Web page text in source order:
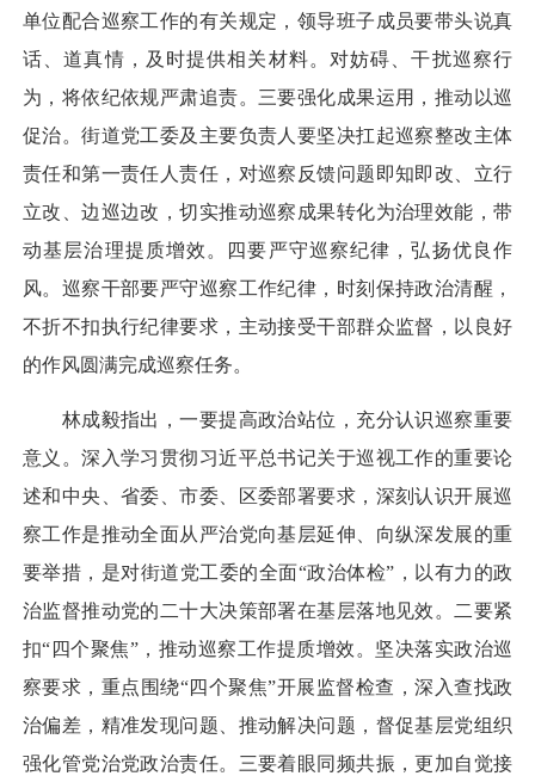
单位配合巡察工作的有关规定，领导班子成员要带头说真
话、道真情，及时提供相关材料。对妨碍、干扰巡察行
为，将依纪依规严肃追责。三要强化成果运用，推动以巡
促治。街道党工委及主要负责人要坚决扛起巡察整改主体
责任和第一责任人责任，对巡察反馈问题即知即改、立行
立改、边巡边改，切实推动巡察成果转化为治理效能，带
动基层治理提质增效。四要严守巡察纪律，弘扬优良作
风。巡察干部要严守巡察工作纪律，时刻保持政治清醒，
不折不扣执行纪律要求，主动接受干部群众监督，以良好
的作风圆满完成巡察任务。
林成毅指出，一要提高政治站位，充分认识巡察重要
意义。深入学习贯彻习近平总书记关于巡视工作的重要论
述和中央、省委、市委、区委部署要求，深刻认识开展巡
察工作是推动全面从严治党向基层延伸、向纵深发展的重
要举措，是对街道党工委的全面“政治体检”，以有力的政
治监督推动党的二十大决策部署在基层落地见效。二要紧
扣“四个聚焦”，推动巡察工作提质增效。坚决落实政治巡
察要求，重点围绕“四个聚焦”开展监督检查，深入查找政
治偏差，精准发现问题、推动解决问题，督促基层党组织
强化管党治党政治责任。三要着眼同频共振，更加自觉接